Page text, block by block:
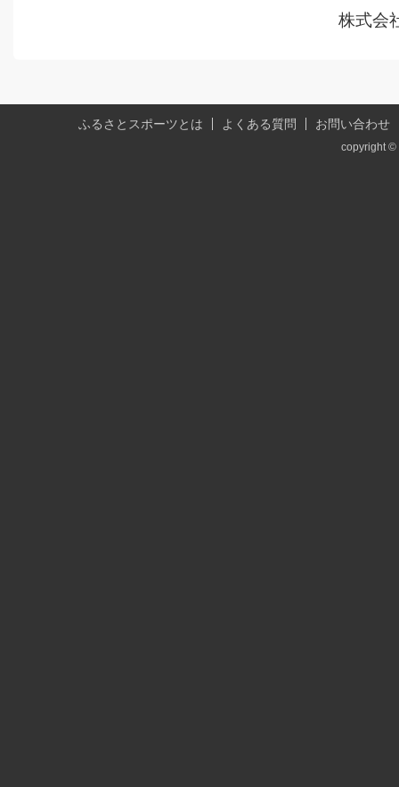
株式会
ふるさとスポーツとは よくある質問 お問い合わせ
copyright ©